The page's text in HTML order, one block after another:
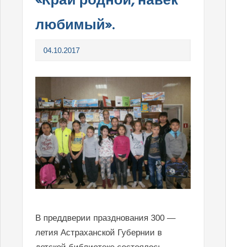
любимый».
04.10.2017
В преддверии празднования 300 —
летия Астраханской Губернии в